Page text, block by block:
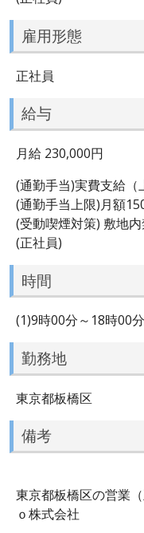
雇用形態
正社員
給与
月給 230,000円
(通勤手当)実費支給（
(通勤手当上限)月額
(受動喫煙対策) 敷地
(正社員)
時間
(1)9時00分～18時00
勤務地
東京都板橋区
備考
東京都板橋区の営業
ｏ株式会社